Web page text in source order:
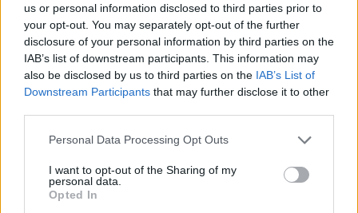
us or personal information disclosed to third parties prior to
your opt-out. You may separately opt-out of the further
disclosure of your personal information by third parties on the
IAB’s list of downstream participants. This information may
also be disclosed by us to third parties on the IAB’s List of
Downstream Participants that may further disclose it to other
Personal Data Processing Opt Outs
I want to opt-out of the Sharing of my
personal data.
Opted In
szicíliai Cosa Nostra maffiaszervezet főnöke, akit
egy kiemelt biztonságú börtönbe szállítottak a
palermói ügyészség hétfői sajtótájékoztatóján
elhangzottak szerint.
tájékoztatóját a helyi csendőrségi parancsnokság
épületében, amelyet az olasz televíziók, rádiók és internetes
portálok is élőben közvetítettek. Maurizio De Lucia
palermói államügyész hangsúlyozta, hogy Matteo Messina